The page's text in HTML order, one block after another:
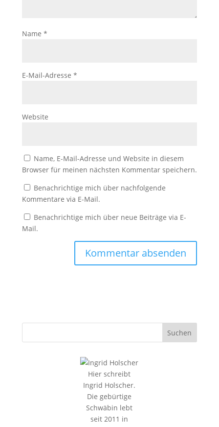
Name *
E-Mail-Adresse *
Website
Name, E-Mail-Adresse und Website in diesem
Browser für meinen nächsten Kommentar speichern.
Benachrichtige mich über nachfolgende
Kommentare via E-Mail.
Benachrichtige mich über neue Beiträge via E-
Mail.
Hier schreibt
Ingrid Holscher.
Die gebürtige
Schwäbin lebt
seit 2011 in